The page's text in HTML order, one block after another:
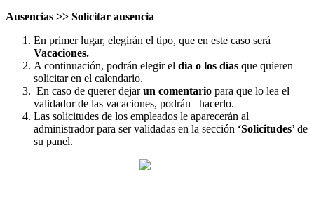
Ausencias >> Solicitar ausencia
En primer lugar, elegirán el tipo, que en este caso será
Vacaciones.
A continuación, podrán elegir el día o los días que quieren
solicitar en el calendario.
En caso de querer dejar un comentario para que lo lea el
validador de las vacaciones, podrán hacerlo.
Las solicitudes de los empleados le aparecerán al
administrador para ser validadas en la sección ‘Solicitudes’ de
su panel.